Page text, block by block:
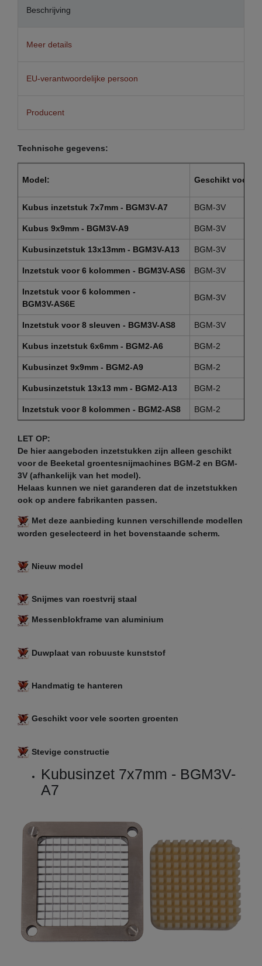
Beschrijving
Meer details
EU-verantwoordelijke persoon
Producent
Technische gegevens:
Model: Geschikt voor
Kubus inzetstuk 7x7mm - BGM3V-A7 BGM-3V
Kubus 9x9mm - BGM3V-A9 BGM-3V
Kubusinzetstuk 13x13mm - BGM3V-A13 BGM-3V
Inzetstuk voor 6 kolommen - BGM3V-AS6 BGM-3V
Inzetstuk voor 6 kolommen -
BGM3V-AS6E
BGM-3V
Inzetstuk voor 8 sleuven - BGM3V-AS8 BGM-3V
Kubus inzetstuk 6x6mm - BGM2-A6 BGM-2
Kubusinzet 9x9mm - BGM2-A9 BGM-2
Kubusinzetstuk 13x13 mm - BGM2-A13 BGM-2
Inzetstuk voor 8 kolommen - BGM2-AS8 BGM-2
LET OP:
De hier aangeboden inzetstukken zijn alleen geschikt
voor de Beeketal groentesnijmachines BGM-2 en BGM-
3V (afhankelijk van het model).
Helaas kunnen we niet garanderen dat de inzetstukken
ook op andere fabrikanten passen.
Met deze aanbieding kunnen verschillende modellen
worden geselecteerd in het bovenstaande scherm.
Nieuw model
Snijmes van roestvrij staal
Messenblokframe van aluminium
Duwplaat van robuuste kunststof
Handmatig te hanteren
Geschikt voor vele soorten groenten
Stevige constructie
Kubusinzet 7x7mm - BGM3V-
A7